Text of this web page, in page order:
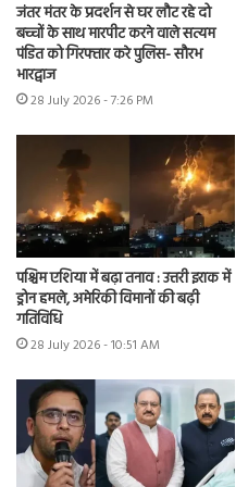
जंतर मंतर के प्रदर्शन से घर लौट रहे दो
बच्चों के साथ मारपीट करने वाले सत्यम
पंडित को गिरफ्तार करे पुलिस- सौरभ
भारद्वाज
28 July 2026 - 7:26 PM
पश्चिम एशिया में बढ़ा तनाव : उत्तरी इराक में
ड्रोन हमले, अमेरिकी विमानों की बढ़ी
गतिविधि
28 July 2026 - 10:51 AM